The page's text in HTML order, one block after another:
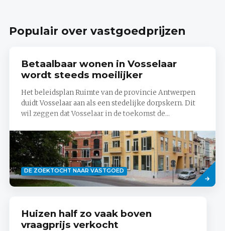
Populair over vastgoedprijzen
Betaalbaar wonen in Vosselaar
wordt steeds moeilijker
Het beleidsplan Ruimte van de provincie Antwerpen
duidt Vosselaar aan als een stedelijke dorpskern. Dit
wil zeggen dat Vosselaar in de toekomst de...
DE ZOEKTOCHT NAAR VASTGOED
Lees
meer
Huizen half zo vaak boven
vraagprijs verkocht